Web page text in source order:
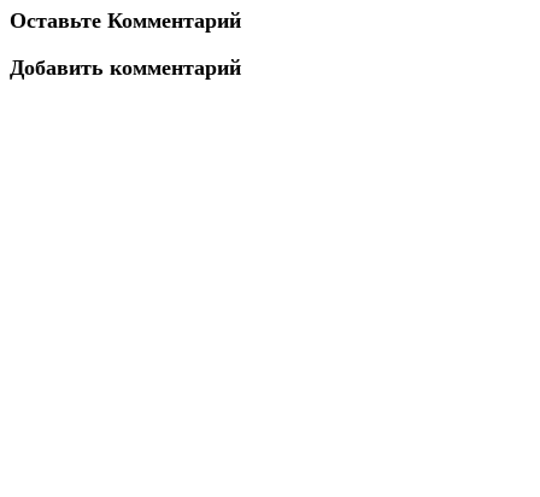
Оставьте Комментарий
Добавить комментарий